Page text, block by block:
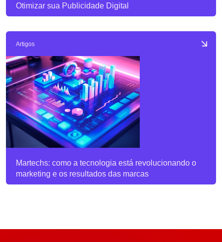
Otimizar sua Publicidade Digital
Artigos
Martechs: como a tecnologia está revolucionando o
marketing e os resultados das marcas